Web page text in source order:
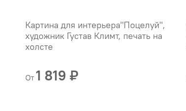
Картина для интерьера"Поцелуй",
художник Густав Климт, печать на
холсте
От 1 819 ₽